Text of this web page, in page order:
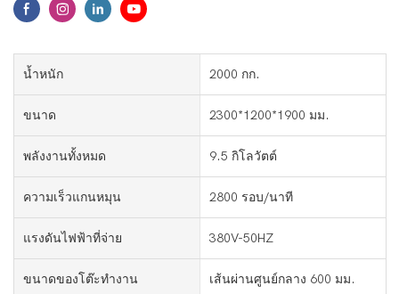
น้ำหนัก 2000 กก.
ขนาด 2300*1200*1900 มม.
พลังงานทั้งหมด 9.5 กิโลวัตต์
ความเร็วแกนหมุน 2800 รอบ/นาที
แรงดันไฟฟ้าที่จ่าย 380V-50HZ
ขนาดของโต๊ะทำงาน เส้นผ่านศูนย์กลาง 600 มม.